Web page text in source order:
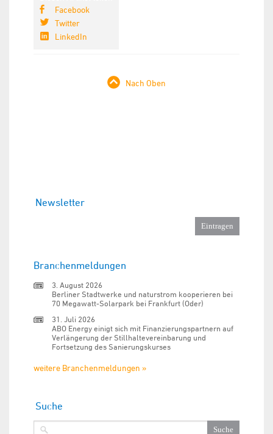
Facebook
Twitter
LinkedIn
Nach Oben
Newsletter
Branchenmeldungen
3. August 2026
Berliner Stadtwerke und naturstrom kooperieren bei
70 Megawatt-Solarpark bei Frankfurt (Oder)
31. Juli 2026
ABO Energy einigt sich mit Finanzierungspartnern auf
Verlängerung der Stillhaltevereinbarung und
Fortsetzung des Sanierungskurses
weitere Branchenmeldungen »
Suche